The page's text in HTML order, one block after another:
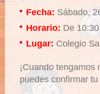
Fecha: Sábado,
Horario: De
Lugar: Colegio
¡Cuando
puedes confirmar